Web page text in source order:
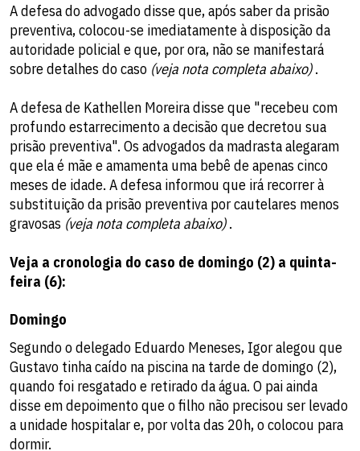
A defesa do advogado disse que, após saber da prisão
preventiva, colocou-se imediatamente à disposição da
autoridade policial e que, por ora, não se manifestará
sobre detalhes do caso (veja nota completa abaixo).
A defesa de Kathellen Moreira disse que "recebeu com
profundo estarrecimento a decisão que decretou sua
prisão preventiva". Os advogados da madrasta alegaram
que ela é mãe e amamenta uma bebê de apenas cinco
meses de idade. A defesa informou que irá recorrer à
substituição da prisão preventiva por cautelares menos
gravosas (veja nota completa abaixo).
Veja a cronologia do caso de domingo (2) a quinta-
feira (6):
Domingo
Segundo o delegado Eduardo Meneses, Igor alegou que
Gustavo tinha caído na piscina na tarde de domingo (2),
quando foi resgatado e retirado da água. O pai ainda
disse em depoimento que o filho não precisou ser levado
a unidade hospitalar e, por volta das 20h, o colocou para
dormir.